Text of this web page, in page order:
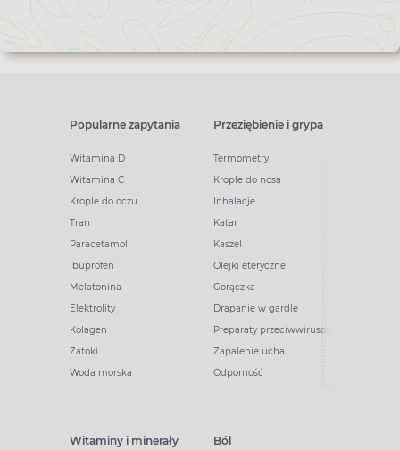
Popularne zapytania
Witamina D
Witamina C
Krople do oczu
Tran
Paracetamol
Ibuprofen
Melatonina
Elektrolity
Kolagen
Zatoki
Woda morska
Przeziębienie i grypa
Termometry
Krople do nosa
Inhalacje
Katar
Kaszel
Olejki eteryczne
Gorączka
Drapanie w gardle
Preparaty przeciwwirusowe
Zapalenie ucha
Odporność
Witaminy i minerały Ból